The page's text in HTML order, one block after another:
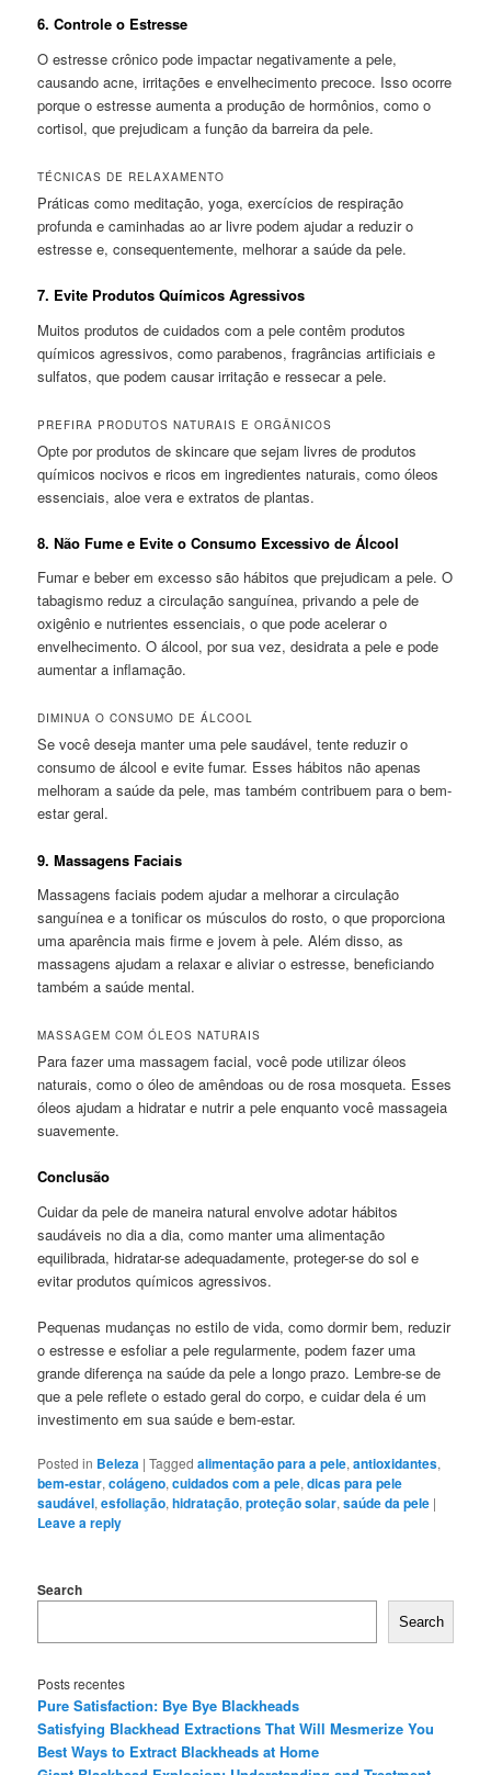
6.Controle o Estresse
O estresse crônico pode impactar negativamente a pele,
causando acne, irritações e envelhecimento precoce. Isso ocorre
porque o estresse aumenta a produção de hormônios, como o
cortisol, que prejudicam a função da barreira da pele.
TÉCNICAS DE RELAXAMENTO
Práticas como meditação, yoga, exercícios de respiração
profunda e caminhadas ao ar livre podem ajudar a reduzir o
estresse e, consequentemente, melhorar a saúde da pele.
7. Evite Produtos Químicos Agressivos
Muitos produtos de cuidados com a pele contêm produtos
químicos agressivos, como parabenos, fragrâncias artificiais e
sulfatos, que podem causar irritação e ressecar a pele.
PREFIRA PRODUTOS NATURAIS E ORGÂNICOS
Opte por produtos de skincare que sejam livres de produtos
químicos nocivos e ricos em ingredientes naturais, como óleos
essenciais, aloe vera e extratos de plantas.
8.Não Fume e Evite o Consumo Excessivo de Álcool
Fumar e beber em excesso são hábitos que prejudicam a pele. O
tabagismo reduz a circulação sanguínea, privando a pele de
oxigênio e nutrientes essenciais, o que pode acelerar o
envelhecimento. O álcool, por sua vez, desidrata a pele e pode
aumentar a inflamação.
DIMINUA O CONSUMO DE ÁLCOOL
Se você deseja manter uma pele saudável, tente reduzir o
consumo de álcool e evite fumar. Esses hábitos não apenas
melhoram a saúde da pele, mas também contribuem para o bem-
estar geral.
9.Massagens Faciais
Massagens faciais podem ajudar a melhorar a circulação
sanguínea e a tonificar os músculos do rosto, o que proporciona
uma aparência mais firme e jovem à pele. Além disso, as
massagens ajudam a relaxar e aliviar o estresse, beneficiando
também a saúde mental.
MASSAGEM COM ÓLEOS NATURAIS
Para fazer uma massagem facial, você pode utilizar óleos
naturais, como o óleo de amêndoas ou de rosa mosqueta. Esses
óleos ajudam a hidratar e nutrir a pele enquanto você massageia
suavemente.
Conclusão
Cuidar da pele de maneira natural envolve adotar hábitos
saudáveis no dia a dia, como manter uma alimentação
equilibrada, hidratar-se adequadamente, proteger-se do sol e
evitar produtos químicos agressivos.
Pequenas mudanças no estilo de vida, como dormir bem, reduzir
o estresse e esfoliar a pele regularmente, podem fazer uma
grande diferença na saúde da pele a longo prazo. Lembre-se de
que a pele reflete o estado geral do corpo, e cuidar dela é um
investimento em sua saúde e bem-estar.
Posted in Beleza |Tagged alimentação para a pele,antioxidantes,
bem-estar,colágeno,cuidados com a pele,dicas para pele
saudável,esfoliação,hidratação,proteção solar,saúde da pele |
Leave a reply
Search
Search
Posts recentes
Pure Satisfaction: Bye Bye Blackheads
Satisfying Blackhead Extractions That Will Mesmerize You
Best Ways to Extract Blackheads at Home